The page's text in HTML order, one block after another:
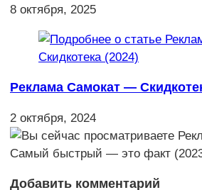
8 октября, 2025
Реклама Самокат —
2 октября, 2024
Добавить комментарий